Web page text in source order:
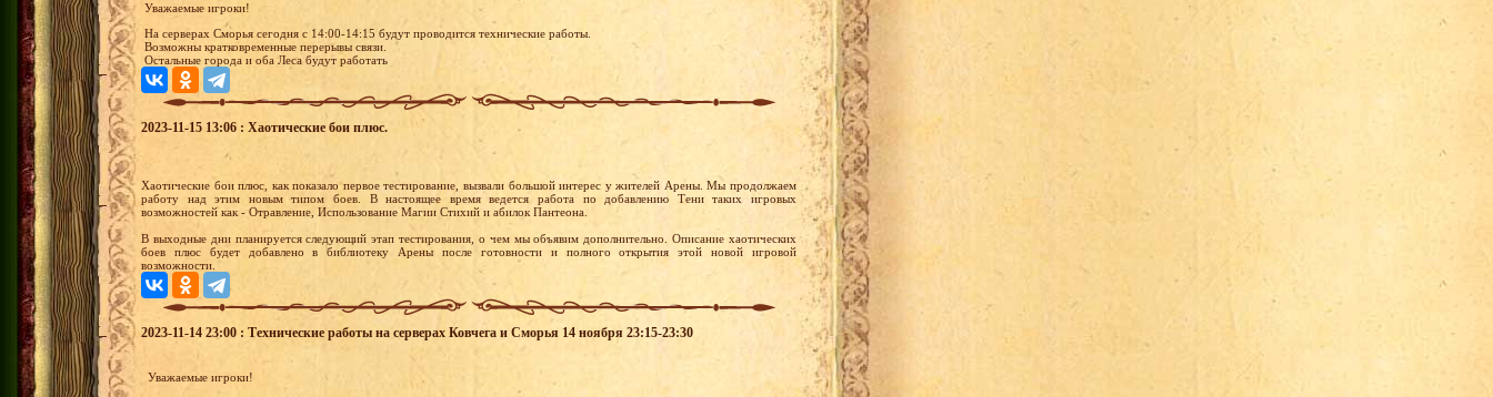
Уважаемые игроки!
На серверах Сморья сегодня с 14:00-14:15 будут проводится технические работы.
Возможны кратковременные перерывы связи.
Остальные города и оба Леса будут работать
2023-11-15 13:06 : Хаотические бои плюс.
Хаотические бои плюс, как показало первое тестирование, вызвали большой интерес у жителей Арены. Мы продолжаем
работу над этим новым типом боев. В настоящее время ведется работа по добавлению Тени таких игровых
возможностей как - Отравление, Использование Магии Стихий и абилок Пантеона.
В выходные дни планируется следующий этап тестирования, о чем мы объявим дополнительно. Описание хаотических
боев плюс будет добавлено в библиотеку Арены после готовности и полного открытия этой новой игровой
возможности.
2023-11-14 23:00 : Технические работы на серверах Ковчега и Сморья 14 ноября 23:15-23:30
Уважаемые игроки!